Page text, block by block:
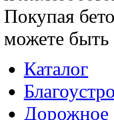
Покупая
можете быть
Каталог
Дорожное